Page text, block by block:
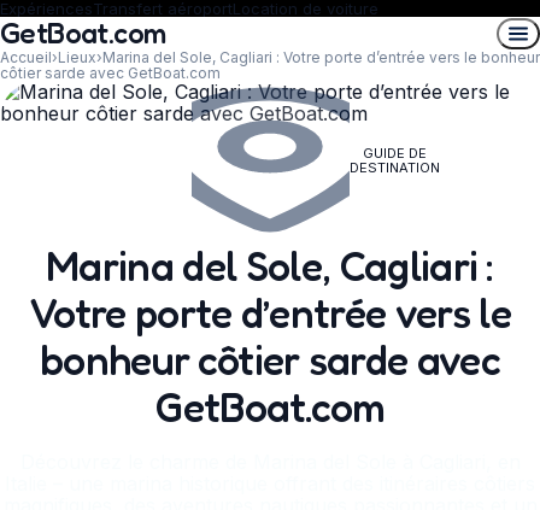
ExpériencesTransfert aéroportLocation de voiture
GetBoat.com
Accueil›Lieux›Marina del Sole, Cagliari : Votre porte d’entrée vers le bonheur
côtier sarde avec GetBoat.com
GUIDE DE
DESTINATION
Marina del Sole, Cagliari :
Votre porte d’entrée vers le
bonheur côtier sarde avec
GetBoat.com